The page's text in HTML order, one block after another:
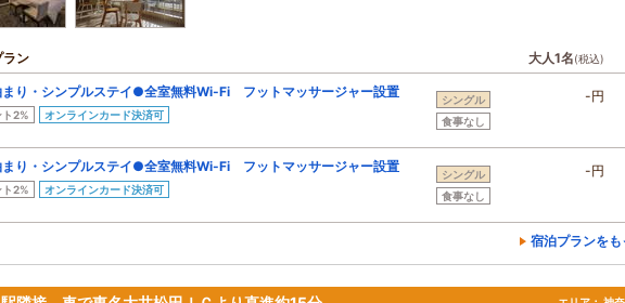
ラン 大人1名(税込)
り・シンプルステイ●全室無料Wi-Fi フットマッサージャー設置
ト2% オンラインカード決済可
シングル
食事なし
-円
り・シンプルステイ●全室無料Wi-Fi フットマッサージャー設置
ト2% オンラインカード決済可
シングル
食事なし
-円
宿泊プランをも